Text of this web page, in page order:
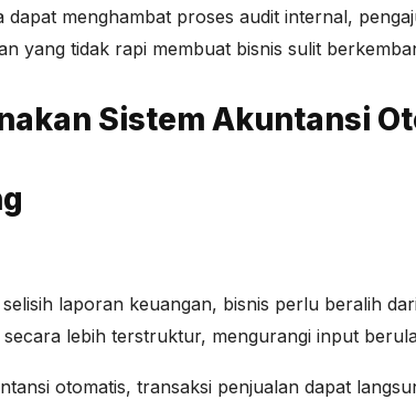
dapat menghambat proses audit internal,
yang tidak rapi membuat bisnis sulit
Sistem Akuntansi
laporan keuangan, bisnis perlu beralih
lebih terstruktur, mengurangi input
otomatis, transaksi penjualan dapat